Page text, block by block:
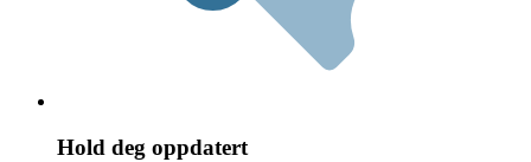
Hold deg oppdatert